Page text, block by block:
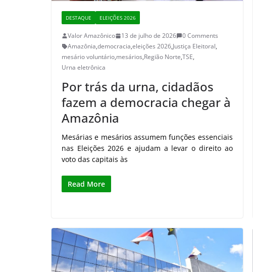
DESTAQUE ELEIÇÕES 2026
Valor Amazônico 13 de julho de 2026
0 Comments
Amazônia,democracia,eleições 2026,Justiça Eleitoral,
mesário voluntário,mesários,Região Norte,TSE,
Urna eletrônica
Por trás da urna, cidadãos
fazem a democracia chegar à
Amazônia
Mesárias e mesários assumem funções essenciais
nas Eleições 2026 e ajudam a levar o direito ao
voto das capitais às
Read More